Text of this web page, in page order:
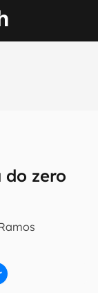
zero
primeira
Termos de